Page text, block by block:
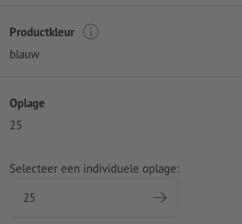
Productkleur
blauw
Oplage
25
Selecteer een individuele oplage: